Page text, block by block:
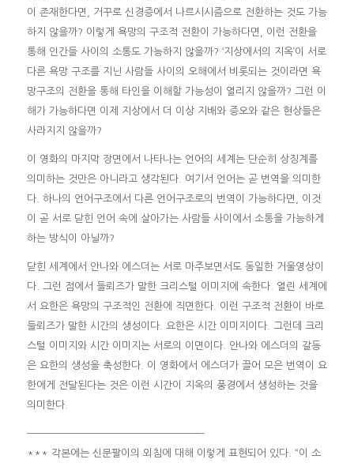
이 존재한다면, 거꾸로 신경증에서 나르시시즘으로 전환하는 것도 가능
하지 않을까? 이렇게 욕망의 구조적 전환이 가능하다면, 이런 전환을
통해 인간들 사이의 소통도 가능하지 않을까? ‘지상에서의 지옥’이 서로
다른 욕망 구조를 지닌 사람들 사이의 오해에서 비롯되는 것이라면 욕
망구조의 전환을 통해 타인을 이해할 가능성이 열리지 않을까? 그런 이
해가 가능하다면 이제 지상에서 더 이상 지배와 증오와 같은 현상들은
사라지지 않을까?
이 영화의 마지막 장면에서 나타나는 언어의 세계는 단순히 상징계를
의미하는 것만은 아니라고 생각된다. 여기서 언어는 곧 번역을 의미한
다. 하나의 언어구조에서 다른 언어구조로의 번역이 가능하다면, 이것
이 곧 서로 닫힌 언어 속에 살아가는 사람들 사이에서 소통을 가능하게
하는 방식이 아닐까?
닫힌 세계에서 안나와 에스더는 서로 마주보면서도 동일한 거울영상이
다. 그런 점에서 들뢰즈가 말한 크리스털 이미지에 속한다. 열린 세계에
서 요한은 욕망의 구조적인 전환에 직면한다. 이런 구조적 전환이 바로
들뢰즈가 말한 시간의 생성이다. 요한은 시간 이미지이다. 그런데 크리
스털 이미지와 시간 이미지는 서로의 이면이다. 안나와 에스더의 갈등
은 요한의 생성을 축성한다. 이 영화에서 에스더가 끌어 모은 번역이 요
한에게 전달된다는 것은 이런 시간이 지옥의 풍경에서 생성하는 것을
의미한다.
————————————————————–
*** 각본에는 신문팔이의 외침에 대해 이렇게 표현되어 있다. “이 소